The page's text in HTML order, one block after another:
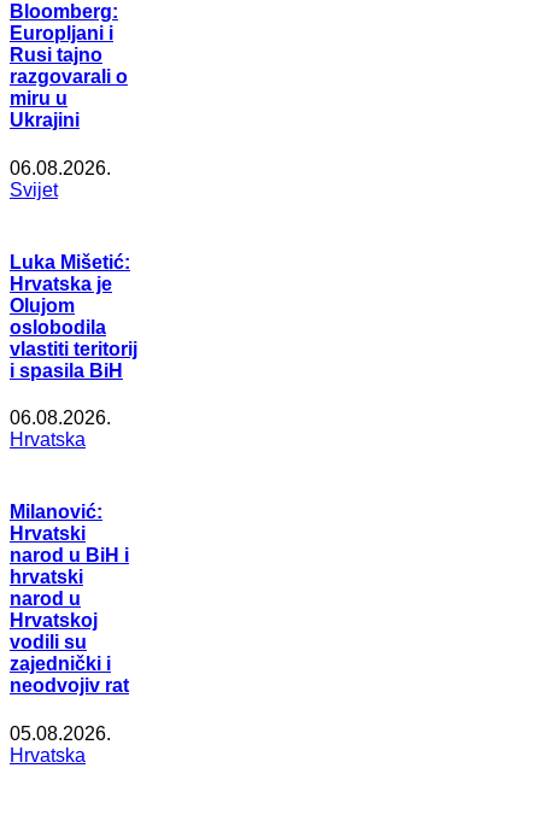
Bloomberg:
Europljani i
Rusi tajno
razgovarali o
miru u
Ukrajini
06.08.2026.
Svijet
Luka Mišetić:
Hrvatska je
Olujom
oslobodila
vlastiti teritorij
i spasila BiH
06.08.2026.
Hrvatska
Milanović:
Hrvatski
narod u BiH i
hrvatski
narod u
Hrvatskoj
vodili su
zajednički i
neodvojiv rat
05.08.2026.
Hrvatska